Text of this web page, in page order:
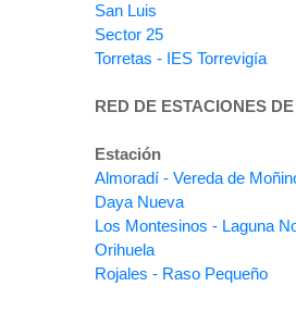
San Luis
Sector 25
Torretas - IES Torrevigía
RED DE ESTACIONES
Estación
Almoradí - Vereda de
Daya Nueva
Los Montesinos - Laguna
Orihuela
Rojales - Raso Pequeño